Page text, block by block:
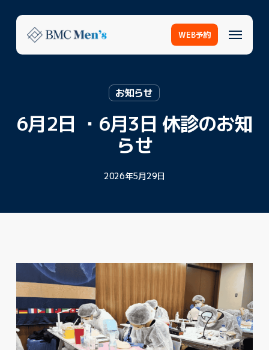
content
WEB予約 Menu
お知らせ
6月2日 ・6月3日 休診のお知
らせ
2026年5月29日